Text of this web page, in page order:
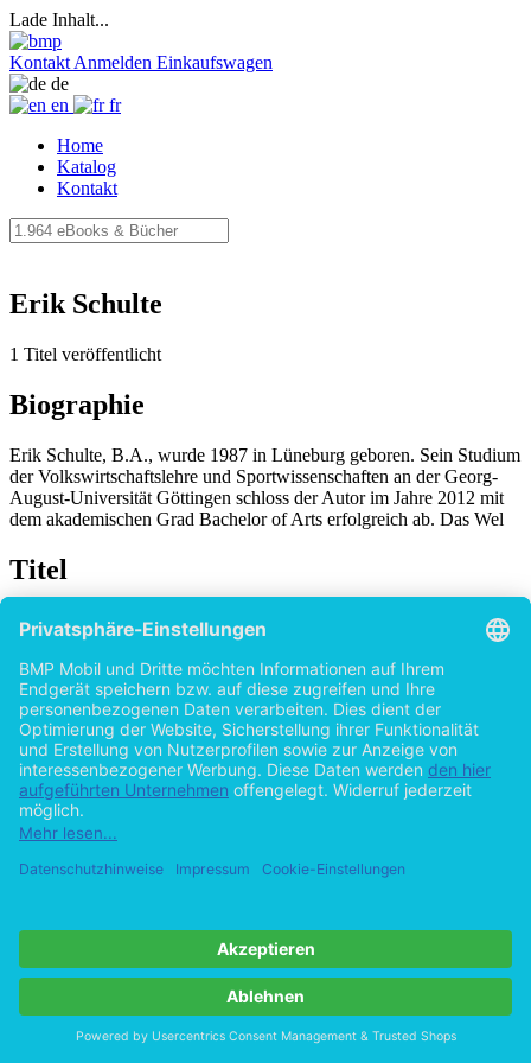
Lade Inhalt...
Kontakt Anmelden Einkaufswagen
de
en
fr
Home
Katalog
Kontakt
Erik Schulte
1 Titel veröffentlicht
Biographie
Erik Schulte, B.A., wurde 1987 in Lüneburg geboren. Sein Studium
der Volkswirtschaftslehre und Sportwissenschaften an der Georg-
August-Universität Göttingen schloss der Autor im Jahre 2012 mit
dem akademischen Grad Bachelor of Arts erfolgreich ab. Das Wel
Titel
Prävention sportartspezifischer Verletzungen
und Risiken beim Wellenreiten
vonErik Schulte (Autor:in) 2015
©2011 Bachelorarbeit 81 Seiten
Hilfe/FAQ
Impressum
Datenschutz
AGB
Vertrag widerrufen
Copyright ©Imprint in der Bedey & Thoms Media GmbH
byOpen Publishing